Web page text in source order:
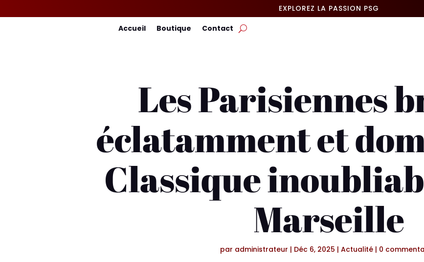
EXPLOREZ LA PASSION PSG
Accueil Boutique Contact
Les Parisiennes
éclatamment et
Classique
Marseille
par administrateur | Déc 6, 2025 | Actualité| 0